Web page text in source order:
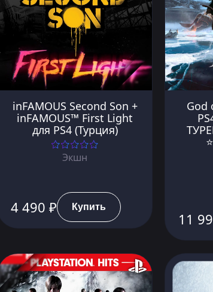
inFAMOUS Second Son +
inFAMOUS™ First Light
для PS4 (Турция)
Экшн
4 490 ₽ Купить
God
11